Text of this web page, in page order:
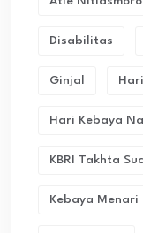
Disabilitas
Ginjal
Hari Kebaya
KBRI Takhta
Kebaya Menari